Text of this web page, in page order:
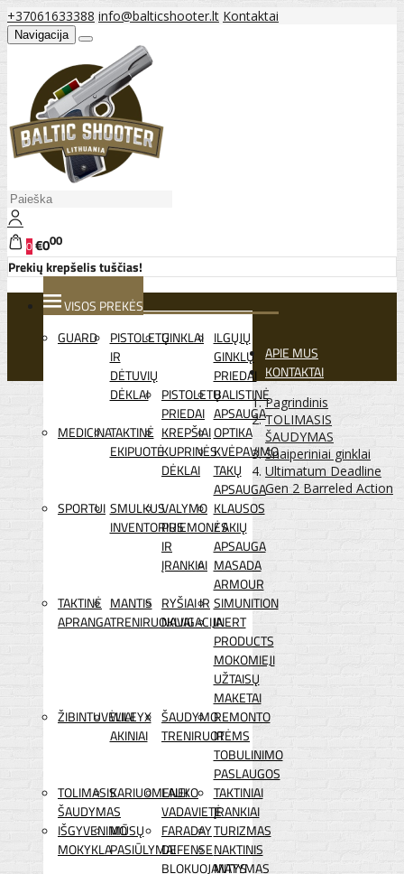
+37061633388 info@balticshooter.lt Kontaktai
Navigacija
0€000
Prekių krepšelis tuščias!
VISOS PREKĖS
GUARD
PISTOLETŲ
IR
DĖTUVIŲ
DĖKLAI
GINKLAI ILGŲJŲ
GINKLŲ
PRIEDAI
PISTOLETŲ
PRIEDAI
BALISTINĖ
APSAUGA
MEDICINATAKTINĖ
EKIPUOTĖ
KREPŠIAI
KUPRINĖS
DĖKLAI
OPTIKA
KVĖPAVIMO
TAKŲ
APSAUGA
SPORTUI SMULKUS
INVENTORIUS
VALYMO
PRIEMONĖS
IR
ĮRANKIAI
KLAUSOS
/ AKIŲ
APSAUGA
MASADA
ARMOUR
TAKTINĖ
APRANGA
MANTIS
TRENIRUOKLIAI
RYŠIAI IR
NAVIGACIJA
SIMUNITION
INERT
PRODUCTS
MOKOMIEJI
UŽTAISŲ
MAKETAI
ŽIBINTUVĖLIAI
WILEYX
AKINIAI
ŠAUDYMO
TRENIRUOTĖMS
REMONTO
IR
TOBULINIMO
PASLAUGOS
TOLIMASIS
ŠAUDYMAS
KARIUOMENEI
LAUKO
VADAVIETĖ
TAKTINIAI
ĮRANKIAI
IŠGYVENIMO
MOKYKLA
MŪSŲ
PASIŪLYMAI
FARADAY
DEFENSE
BLOKUOJANTYS
TURIZMAS
NAKTINIS
MATYMAS
APIE MUS
KONTAKTAI
Pagrindinis
TOLIMASIS
ŠAUDYMAS
Snaiperiniai ginklai
Ultimatum Deadline
Gen 2 Barreled Action